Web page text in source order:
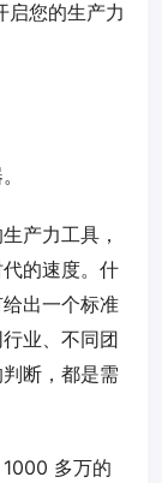
启您的生产力
产力工具，
的速度。什
出一个标准
业、不同团
断，都是需
多万的